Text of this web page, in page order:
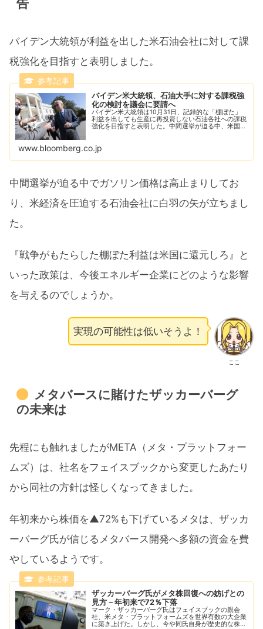
告
バイデン大統領が利益を出した米石油会社に対して課
税強化を目指すと表明しました。
バイデン米大統領、石油大手に対する課税強
化の検討を議会に要請へ
バイデン米大統領は10月31日、記録的な「棚ぼた」
利益を出しても生産に再投資しない石油各社への課税
強化を目指すと表明した。中間選挙が迫る中、米国の
www.bloomberg.co.jp
中間選挙が迫る中でガソリン価格は高止まりしてお
り、米経済を圧迫する石油会社に白羽の矢が立ちまし
た。
『戦争がもたらした棚ぼた利益は米国に還元しろ』と
いった政策は、今後エネルギー企業にどのような影響
を与えるのでしょうか。
ここ
実現の可能性は低いそうよ！
メタバースに賭けたザッカーバーグ
の未来は
先程にも触れましたがMETA（メタ・プラットフォー
ムズ）は、社名をフェイスブックから変更したあたり
から同社の方針は怪しくなってきました。
年初来から株価を▲72%も下げているメタは、ザッカ
ーバーグ氏が信じるメタバース開発へ多額の資金を費
やしているようです。
ザッカーバーグ氏がメタ株回復への妨げとの
見方－年初来で72％下落
マーク・ザッカーバーグ氏はフェイスブックの親会
社、米メタ・プラットフォームズを世界有数の大企業
に築き上げた。しかし、今や同氏自身が歴史的な株価